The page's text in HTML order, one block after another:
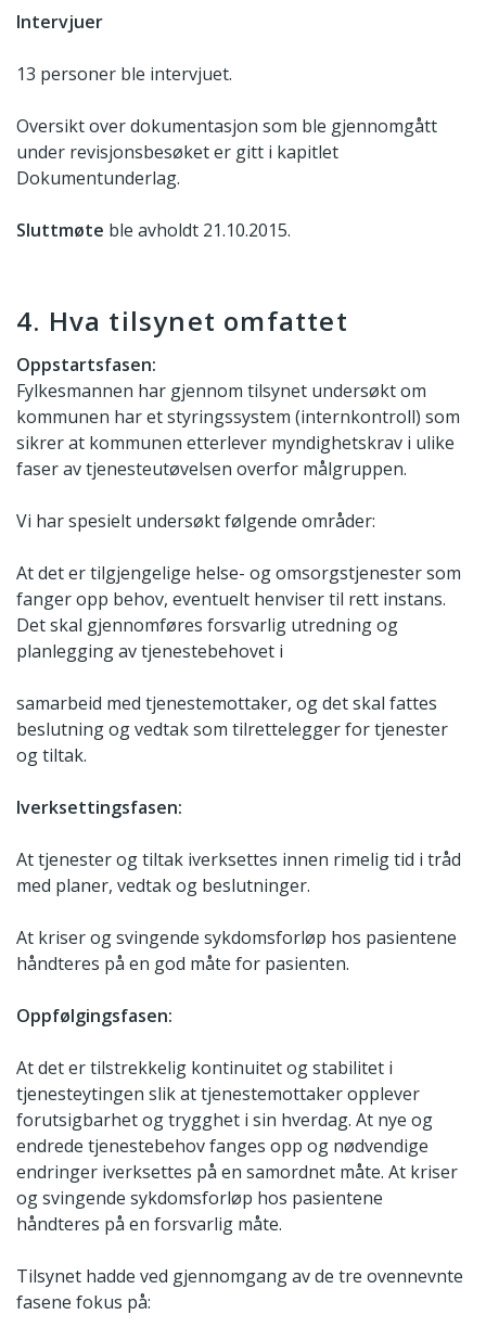
Intervjuer
13 personer ble intervjuet.
Oversikt over dokumentasjon som ble gjennomgått
under revisjonsbesøket er gitt i kapitlet
Dokumentunderlag.
Sluttmøte ble avholdt 21.10.2015.
4. Hva tilsynet omfattet
Oppstartsfasen:
Fylkesmannen har gjennom tilsynet undersøkt om
kommunen har et styringssystem (internkontroll) som
sikrer at kommunen etterlever myndighetskrav i ulike
faser av tjenesteutøvelsen overfor målgruppen.
Vi har spesielt undersøkt følgende områder:
At det er tilgjengelige helse- og omsorgstjenester som
fanger opp behov, eventuelt henviser til rett instans.
Det skal gjennomføres forsvarlig utredning og
planlegging av tjenestebehovet i
samarbeid med tjenestemottaker, og det skal fattes
beslutning og vedtak som tilrettelegger for tjenester
og tiltak.
Iverksettingsfasen:
At tjenester og tiltak iverksettes innen rimelig tid i tråd
med planer, vedtak og beslutninger.
At kriser og svingende sykdomsforløp hos pasientene
håndteres på en god måte for pasienten.
Oppfølgingsfasen:
At det er tilstrekkelig kontinuitet og stabilitet i
tjenesteytingen slik at tjenestemottaker opplever
forutsigbarhet og trygghet i sin hverdag. At nye og
endrede tjenestebehov fanges opp og nødvendige
endringer iverksettes på en samordnet måte. At kriser
og svingende sykdomsforløp hos pasientene
håndteres på en forsvarlig måte.
Tilsynet hadde ved gjennomgang av de tre ovennevnte
fasene fokus på: